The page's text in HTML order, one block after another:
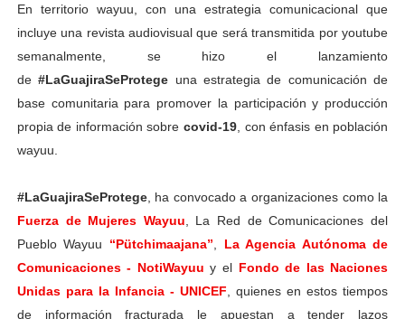
En territorio wayuu, con una estrategia comunicacional que
incluye una revista audiovisual que será transmitida por youtube
semanalmente, se hizo el lanzamiento
de#LaGuajiraSeProtege una estrategia de comunicación de
base comunitaria para promover la participación y producción
propia de información sobre covid-19 , con énfasis en población
wayuu.
#LaGuajiraSeProtege, ha convocado a organizaciones como la
Fuerza de Mujeres Wayuu , La Red de Comunicaciones del
Pueblo Wayuu “Pütchimaajana”
La Agencia Autónoma de
Comunicaciones - NotiWayuu y el Fondo de las Naciones
Unidas para la Infancia - UNICEF , quienes en estos tiempos
de información fracturada le apuestan a tender lazos